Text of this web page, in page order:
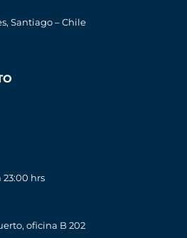
Santiago – Chile
hrs
oficina B 202